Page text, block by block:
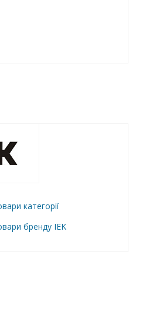
категорії
бренду IEK